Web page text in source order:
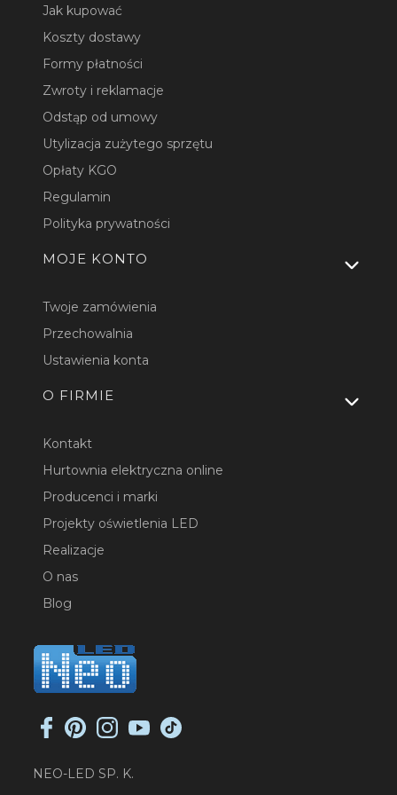
Jak kupować
Koszty dostawy
Formy płatności
Zwroty i reklamacje
Odstąp od umowy
Utylizacja zużytego sprzętu
Opłaty KGO
Regulamin
Polityka prywatności
MOJE KONTO
Twoje zamówienia
Przechowalnia
Ustawienia konta
O FIRMIE
Kontakt
Hurtownia elektryczna online
Producenci i marki
Projekty oświetlenia LED
Realizacje
O nas
Blog
NEO-LED SP. K.